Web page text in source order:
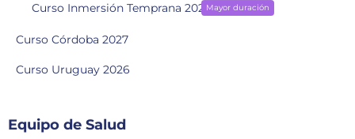
Curso Inmersión Temprana 2028Mayor duración
Curso Córdoba 2027
Curso Uruguay 2026
Equipo de Salud